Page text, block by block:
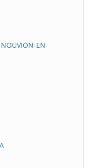
EN-